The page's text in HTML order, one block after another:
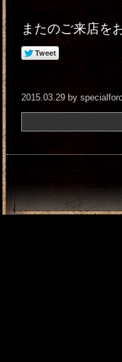
またのご来店を
2015.03.29 by